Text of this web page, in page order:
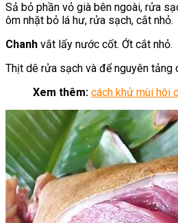
Sả bỏ phần vỏ già bên ngoài, rửa
ôm nhặt bỏ lá hư, rửa sạch, cắt nhỏ.
Chanh vắt lấy nước cốt. Ớt cắt nhỏ.
Thịt dê rửa sạch và để nguyên tảng
Xem thêm: cách khử mùi hôi